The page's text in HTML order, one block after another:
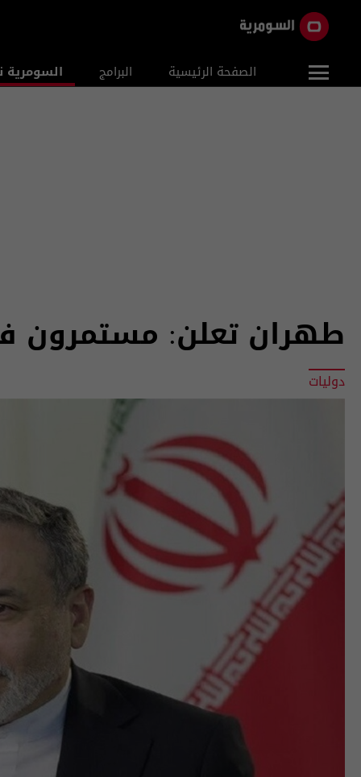
الصفحة الرئيسية البرامج السومرية
​طهران تعلن: مستمرون
دوليات